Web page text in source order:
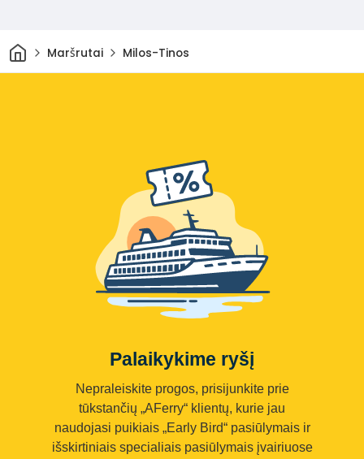
Pradžia
Maršrutai Milos-Tinos
Palaikykime ryšį
Nepraleiskite progos, prisijunkite prie
tūkstančių „AFerry“ klientų, kurie jau
naudojasi puikiais „Early Bird“ pasiūlymais ir
išskirtiniais specialiais pasiūlymais įvairiuose